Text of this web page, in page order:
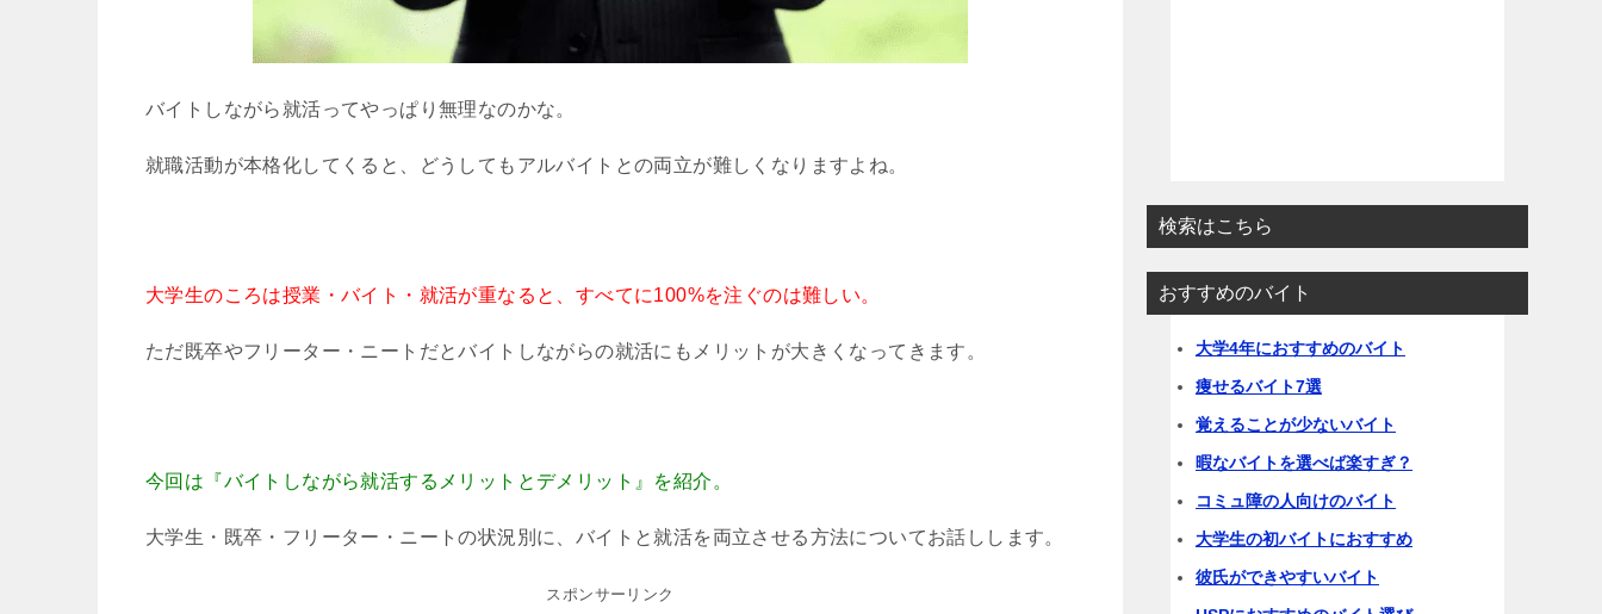
バイトしながら就活ってやっぱり無理なのかな。
就職活動が本格化してくると、どうしてもアルバイトとの両立が難しくなりますよね。
大学生のころは授業・バイト・就活が重なると、すべてに100%を注ぐのは難しい。
ただ既卒やフリーター・ニートだとバイトしながらの就活にもメリットが大きくなってきます。
今回は『バイトしながら就活するメリットとデメリット』を紹介。
大学生・既卒・フリーター・ニートの状況別に、バイトと就活を両立させる方法についてお話しします。
スポンサーリンク
検索はこちら
おすすめのバイト
大学4年におすすめのバイト
痩せるバイト7選
覚えることが少ないバイト
暇なバイトを選べば楽すぎ？
コミュ障の人向けのバイト
大学生の初バイトにおすすめ
彼氏ができやすいバイト